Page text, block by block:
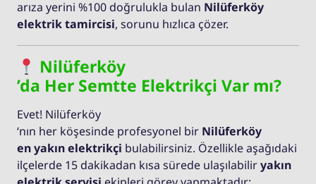
arıza yerini %100 doğrulukla bulan Nilüferköy
elektrik tamircisi, sorunu hızlıca çözer.
Nilüferköy
’da Her Semtte Elektrikçi Var mı?
Evet! Nilüferköy
‘nın her köşesinde profesyonel bir Nilüferköy
en yakın elektrikçi bulabilirsiniz. Özellikle aşağıdaki
ilçelerde 15 dakikadan kısa sürede ulaşılabiliryakın